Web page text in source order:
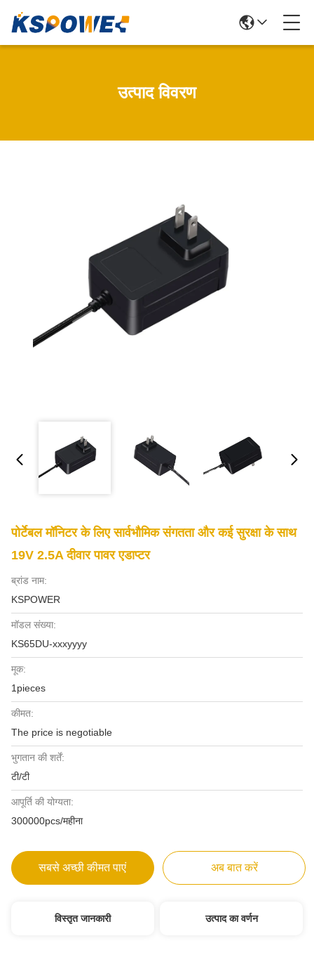
उत्पाद विवरण
पोर्टेबल मॉनिटर के लिए सार्वभौमिक संगतता और कई सुरक्षा के साथ
19V 2.5A दीवार पावर एडाप्टर
ब्रांड नाम:
KSPOWER
मॉडल संख्या:
KS65DU-xxxyyyy
मूक:
1pieces
कीमत:
The price is negotiable
भुगतान की शर्तें:
टी/टी
आपूर्ति की योग्यता:
300000pcs/महीना
सबसे अच्छी कीमत पाएं अब बात करें
विस्तृत जानकारी उत्पाद का वर्णन